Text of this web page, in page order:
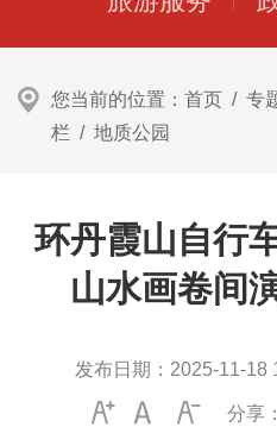
您当前的位置： 首页 / 专
栏 / 地质公园
环丹霞山自行
山水画卷间
发布日期： 2025-11-18
分享：